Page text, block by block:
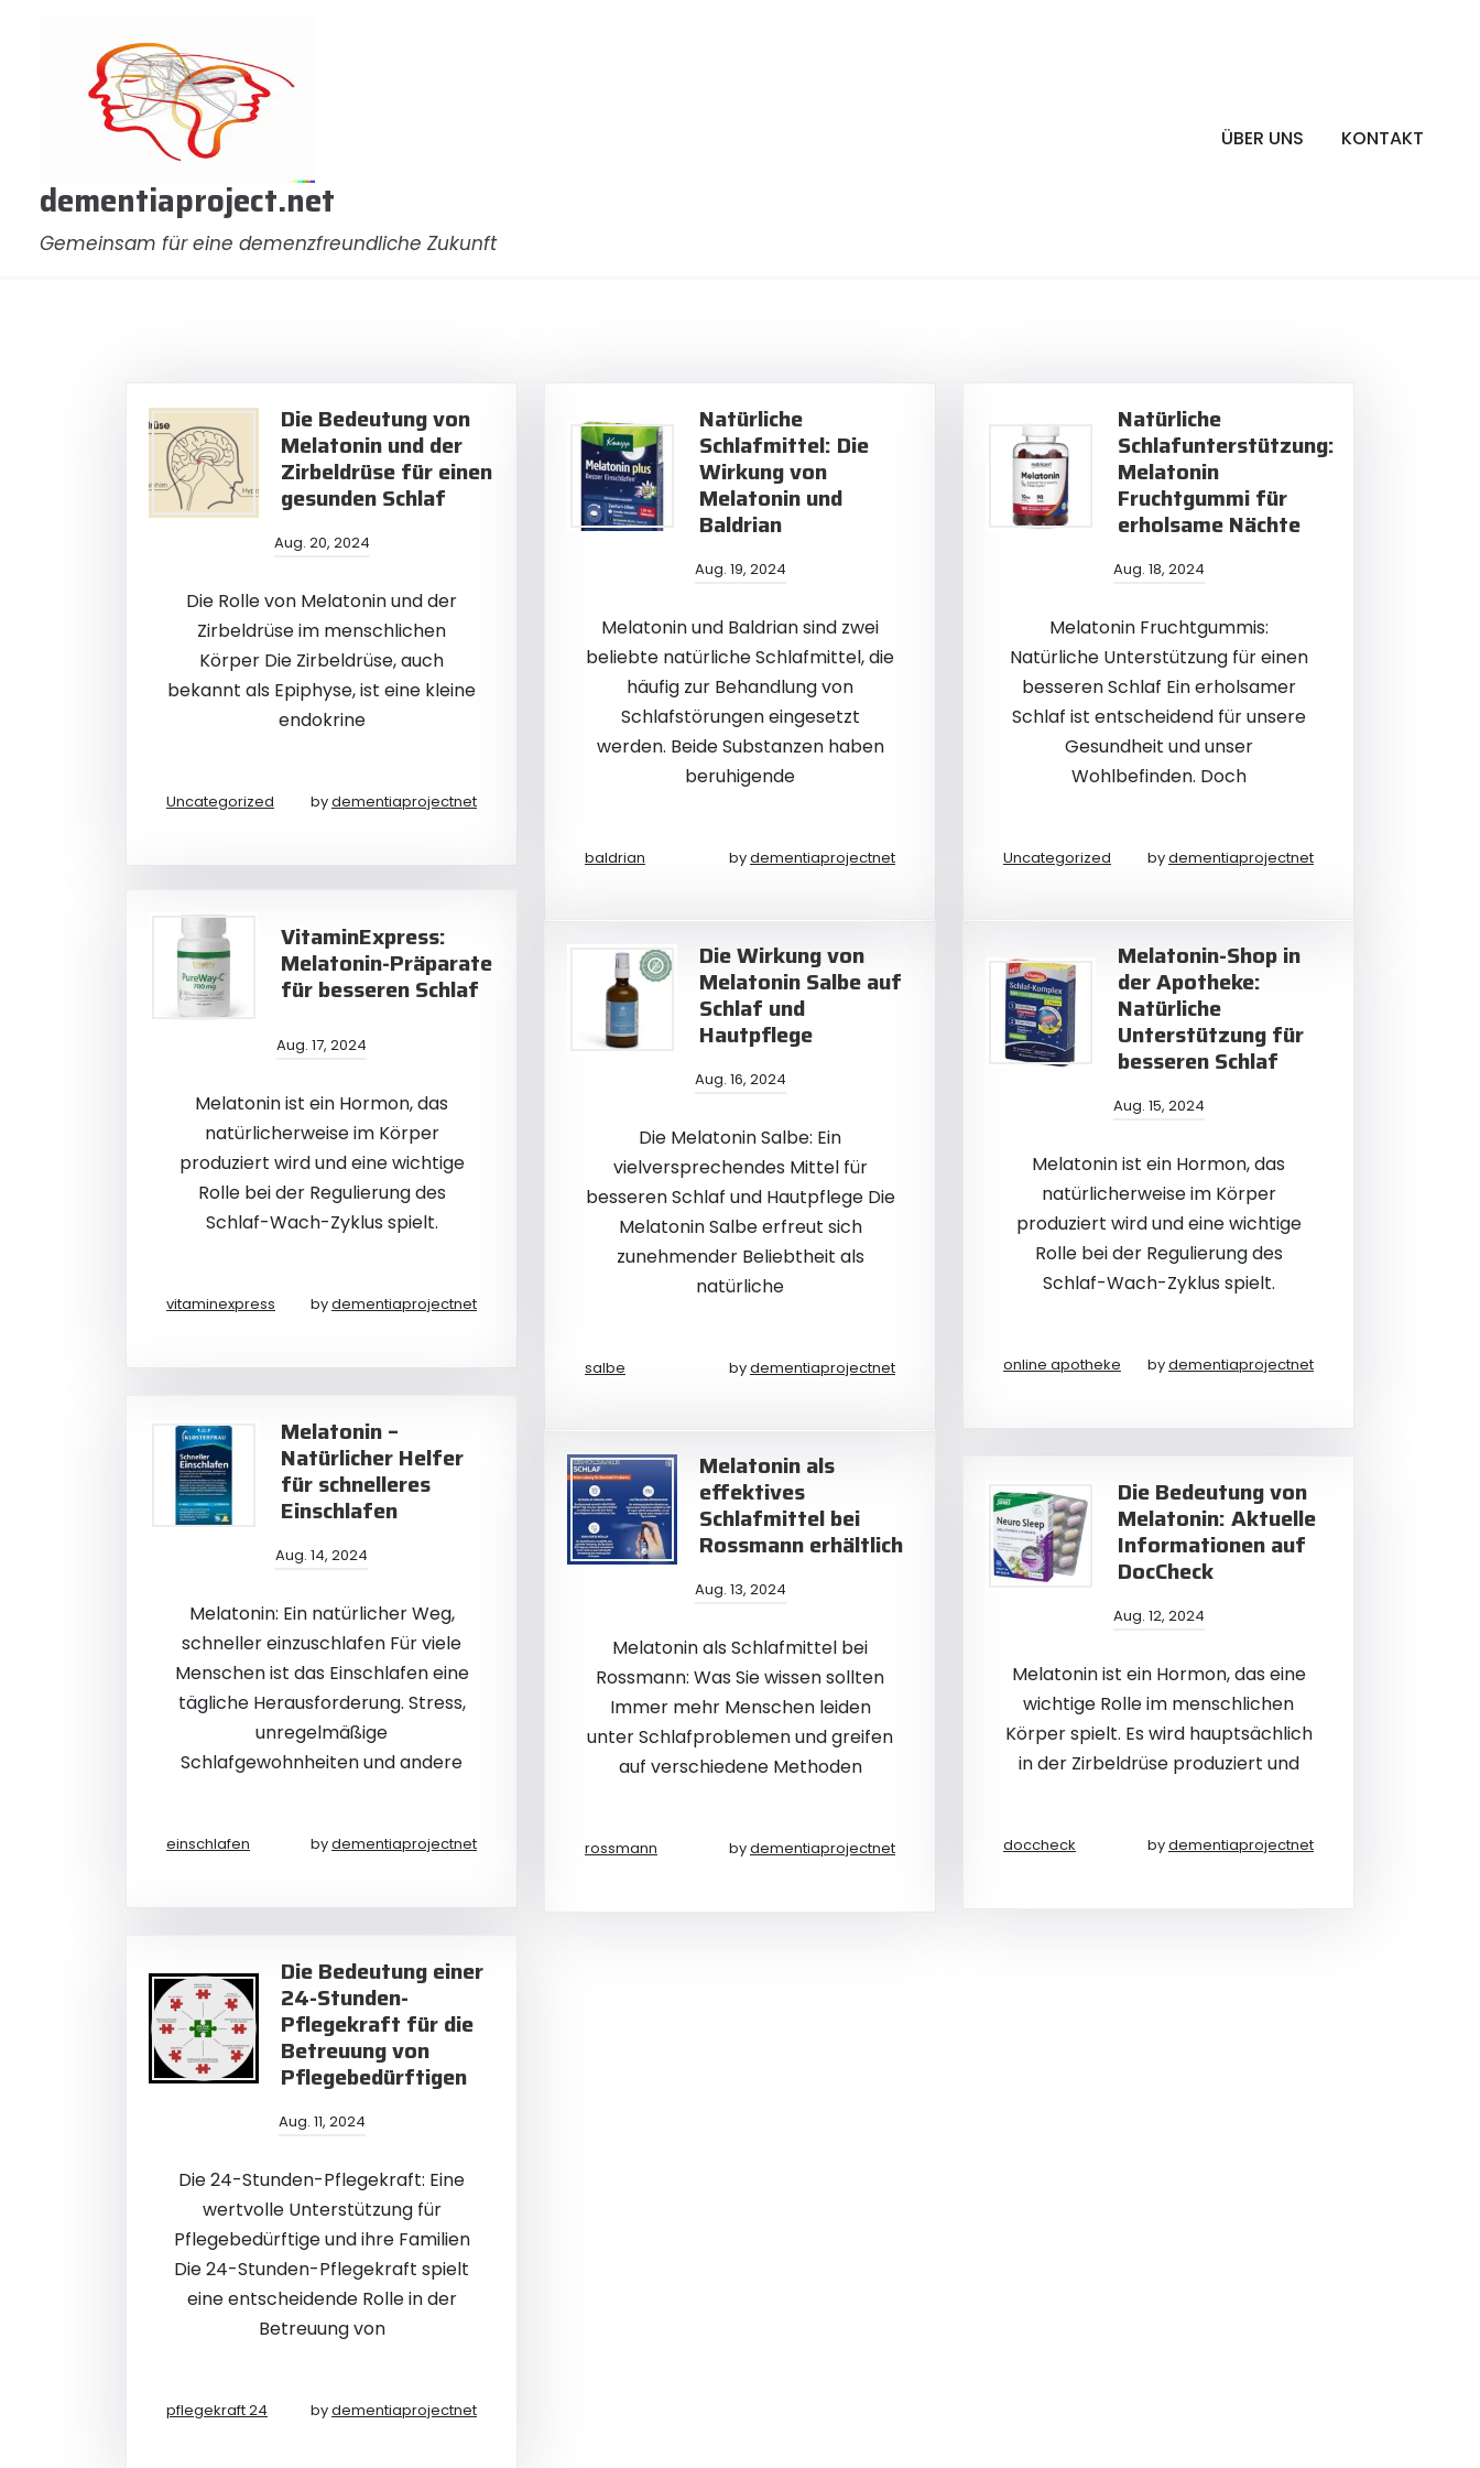
dementiaproject.net
Gemeinsam für eine demenzfreundliche Zukunft
ÜBER UNS KONTAKT
Die Bedeutung von
Melatonin und der
Zirbeldrüse für einen
gesunden Schlaf
Aug. 20, 2024
Die Rolle von Melatonin und der
Zirbeldrüse im menschlichen
Körper Die Zirbeldrüse, auch
bekannt als Epiphyse, ist eine kleine
endokrine
Uncategorized bydementiaprojectnet
Natürliche
Schlafmittel: Die
Wirkung von
Melatonin und
Baldrian
Aug. 19, 2024
Melatonin und Baldrian sind zwei
beliebte natürliche Schlafmittel, die
häufig zur Behandlung von
Schlafstörungen eingesetzt
werden. Beide Substanzen haben
beruhigende
baldrian bydementiaprojectnet
Natürliche
Schlafunterstützung:
Melatonin
Fruchtgummi für
erholsame Nächte
Aug. 18, 2024
Melatonin Fruchtgummis:
Natürliche Unterstützung für einen
besseren Schlaf Ein erholsamer
Schlaf ist entscheidend für unsere
Gesundheit und unser
Wohlbefinden. Doch
Uncategorized bydementiaprojectnet
VitaminExpress:
Melatonin-Präparate
für besseren Schlaf
Aug. 17, 2024
Melatonin ist ein Hormon, das
natürlicherweise im Körper
produziert wird und eine wichtige
Rolle bei der Regulierung des
Schlaf-Wach-Zyklus spielt.
vitaminexpress bydementiaprojectnet
Die Wirkung von
Melatonin Salbe auf
Schlaf und
Hautpflege
Aug. 16, 2024
Die Melatonin Salbe: Ein
vielversprechendes Mittel für
besseren Schlaf und Hautpflege Die
Melatonin Salbe erfreut sich
zunehmender Beliebtheit als
natürliche
salbe bydementiaprojectnet
Melatonin-Shop in
der Apotheke:
Natürliche
Unterstützung für
besseren Schlaf
Aug. 15, 2024
Melatonin ist ein Hormon, das
natürlicherweise im Körper
produziert wird und eine wichtige
Rolle bei der Regulierung des
Schlaf-Wach-Zyklus spielt.
online apotheke bydementiaprojectnet
Melatonin –
Natürlicher Helfer
für schnelleres
Einschlafen
Aug. 14, 2024
Melatonin: Ein natürlicher Weg,
schneller einzuschlafen Für viele
Menschen ist das Einschlafen eine
tägliche Herausforderung. Stress,
unregelmäßige
Schlafgewohnheiten und andere
einschlafen bydementiaprojectnet
Melatonin als
effektives
Schlafmittel bei
Rossmann erhältlich
Aug. 13, 2024
Melatonin als Schlafmittel bei
Rossmann: Was Sie wissen sollten
Immer mehr Menschen leiden
unter Schlafproblemen und greifen
auf verschiedene Methoden
rossmann bydementiaprojectnet
Die Bedeutung von
Melatonin: Aktuelle
Informationen auf
DocCheck
Aug. 12, 2024
Melatonin ist ein Hormon, das eine
wichtige Rolle im menschlichen
Körper spielt. Es wird hauptsächlich
in der Zirbeldrüse produziert und
doccheck bydementiaprojectnet
Die Bedeutung einer
24-Stunden-
Pflegekraft für die
Betreuung von
Pflegebedürftigen
Aug. 11, 2024
Die 24-Stunden-Pflegekraft: Eine
wertvolle Unterstützung für
Pflegebedürftige und ihre Familien
Die 24-Stunden-Pflegekraft spielt
eine entscheidende Rolle in der
Betreuung von
pflegekraft 24 bydementiaprojectnet